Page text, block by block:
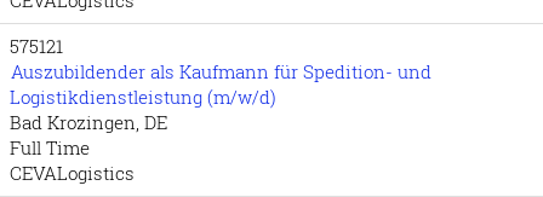
575121
Auszubildender als Kaufmann für Spedition- und
Logistikdienstleistung (m/w/d)
Bad Krozingen, DE
Full Time
CEVALogistics